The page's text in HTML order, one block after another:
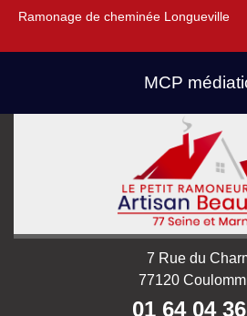
Ramonage de cheminée Longueville
MCP
7 Rue du
77120
01 64 04